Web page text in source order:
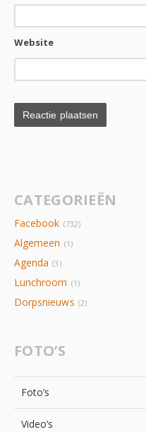
Website
CATEGORIEËN
Facebook (732)
Algemeen (1)
Agenda (3)
Lunchroom (1)
Dorpsnieuws (2)
FOTO’S
Foto’s
Video’s